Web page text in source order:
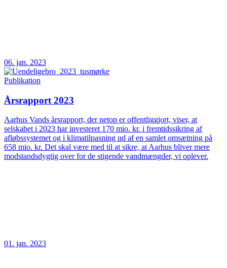
06. jan. 2023
Publikation
Årsrapport 2023
Aarhus Vands årsrapport, der netop er offentliggjort, viser, at
selskabet i 2023 har investeret 170 mio. kr. i fremtidssikring af
afløbssystemet og i klimatilpasning ud af en samlet omsætning på
658 mio. kr. Det skal være med til at sikre, at Aarhus bliver mere
modstandsdygtig over for de stigende vandmængder, vi oplever.
01. jan. 2023